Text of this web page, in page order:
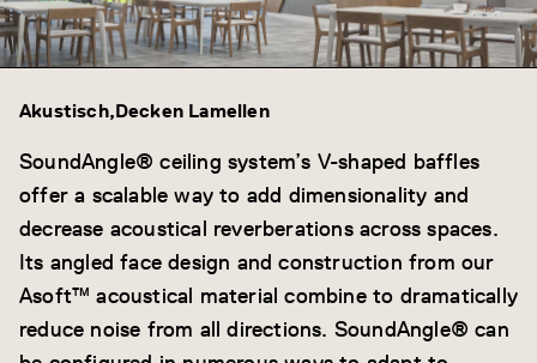
Akustisch Decken Lamellen
SoundAngle® ceiling system’s V-shaped baffles
offer a scalable way to add dimensionality and
decrease acoustical reverberations across spaces.
Its angled face design and construction from our
Asoft™ acoustical material combine to dramatically
reduce noise from all directions. SoundAngle® can